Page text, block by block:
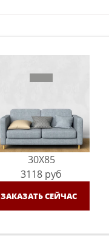
30X85
3118 руб
ЗАКАЗАТЬ СЕЙЧАС